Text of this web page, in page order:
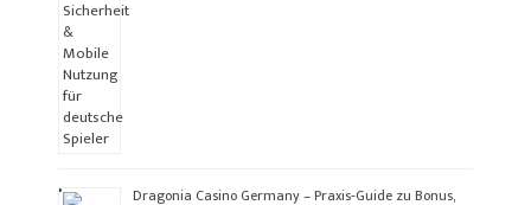
Dragonia Casino Germany – Praxis‑Guide zu Bonus,